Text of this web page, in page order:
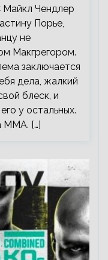
Майкл Чендлер
Порье,
не
Макгрегором.
заключается
дела, жалкий
блеск, и
у остальных.
ММА. […]